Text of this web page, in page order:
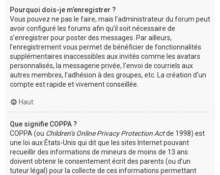
Pourquoi dois-je m’enregistrer ?
Vous pouvez ne pas le faire, mais l’administrateur du forum peut
avoir configuré les forums afin qu’il soit nécessaire de
s’enregistrer pour poster des messages. Par ailleurs,
l’enregistrement vous permet de bénéficier de fonctionnalités
supplémentaires inaccessibles aux invités comme les avatars
personnalisés, la messagerie privée, l’envoi de courriels aux
autres membres, l’adhésion à des groupes, etc. La création d’un
compte est rapide et vivement conseillée.
Haut
Que signifie COPPA ?
COPPA (ou Children’s Online Privacy Protection Actde 1998) est
une loi aux États-Unis qui dit que les sites Internet pouvant
recueillir des informations de mineurs de moins de 13 ans
doivent obtenir le consentement écrit des parents (ou d’un
tuteur légal) pour la collecte de ces informations permettant